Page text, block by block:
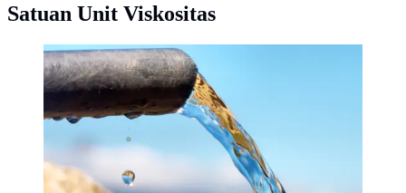
Satuan Unit Viskositas